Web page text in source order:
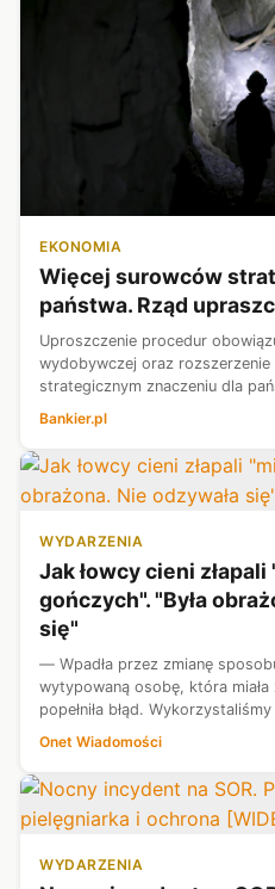
EKONOMIA
Więcej surowców
państwa. Rząd
Uproszczenie procedur
wydobywczej oraz
strategicznym znaczeniu dla
projektu ustawy, którego
Bankier.pl
WYDARZENIA
Jak łowcy cieni
gończych". "Była
się"
— Wpadła przez zmianę
wytypowaną osobę, która
popełniła błąd.
osoba wy­jechała nagle do
Onet Wiadomości
WYDARZENIA